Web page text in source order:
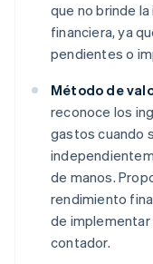
que no brinde
financiera, ya
pendientes o
Método de
reconoce los
gastos cuando
de manos.
rendimiento
de implementar
contador.